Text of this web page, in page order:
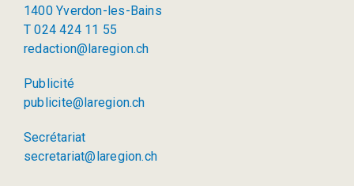
1400 Yverdon-les-Bains
T 024 424 11 55
redaction@laregion.ch
Publicité
publicite@laregion.ch
Secrétariat
secretariat@laregion.ch